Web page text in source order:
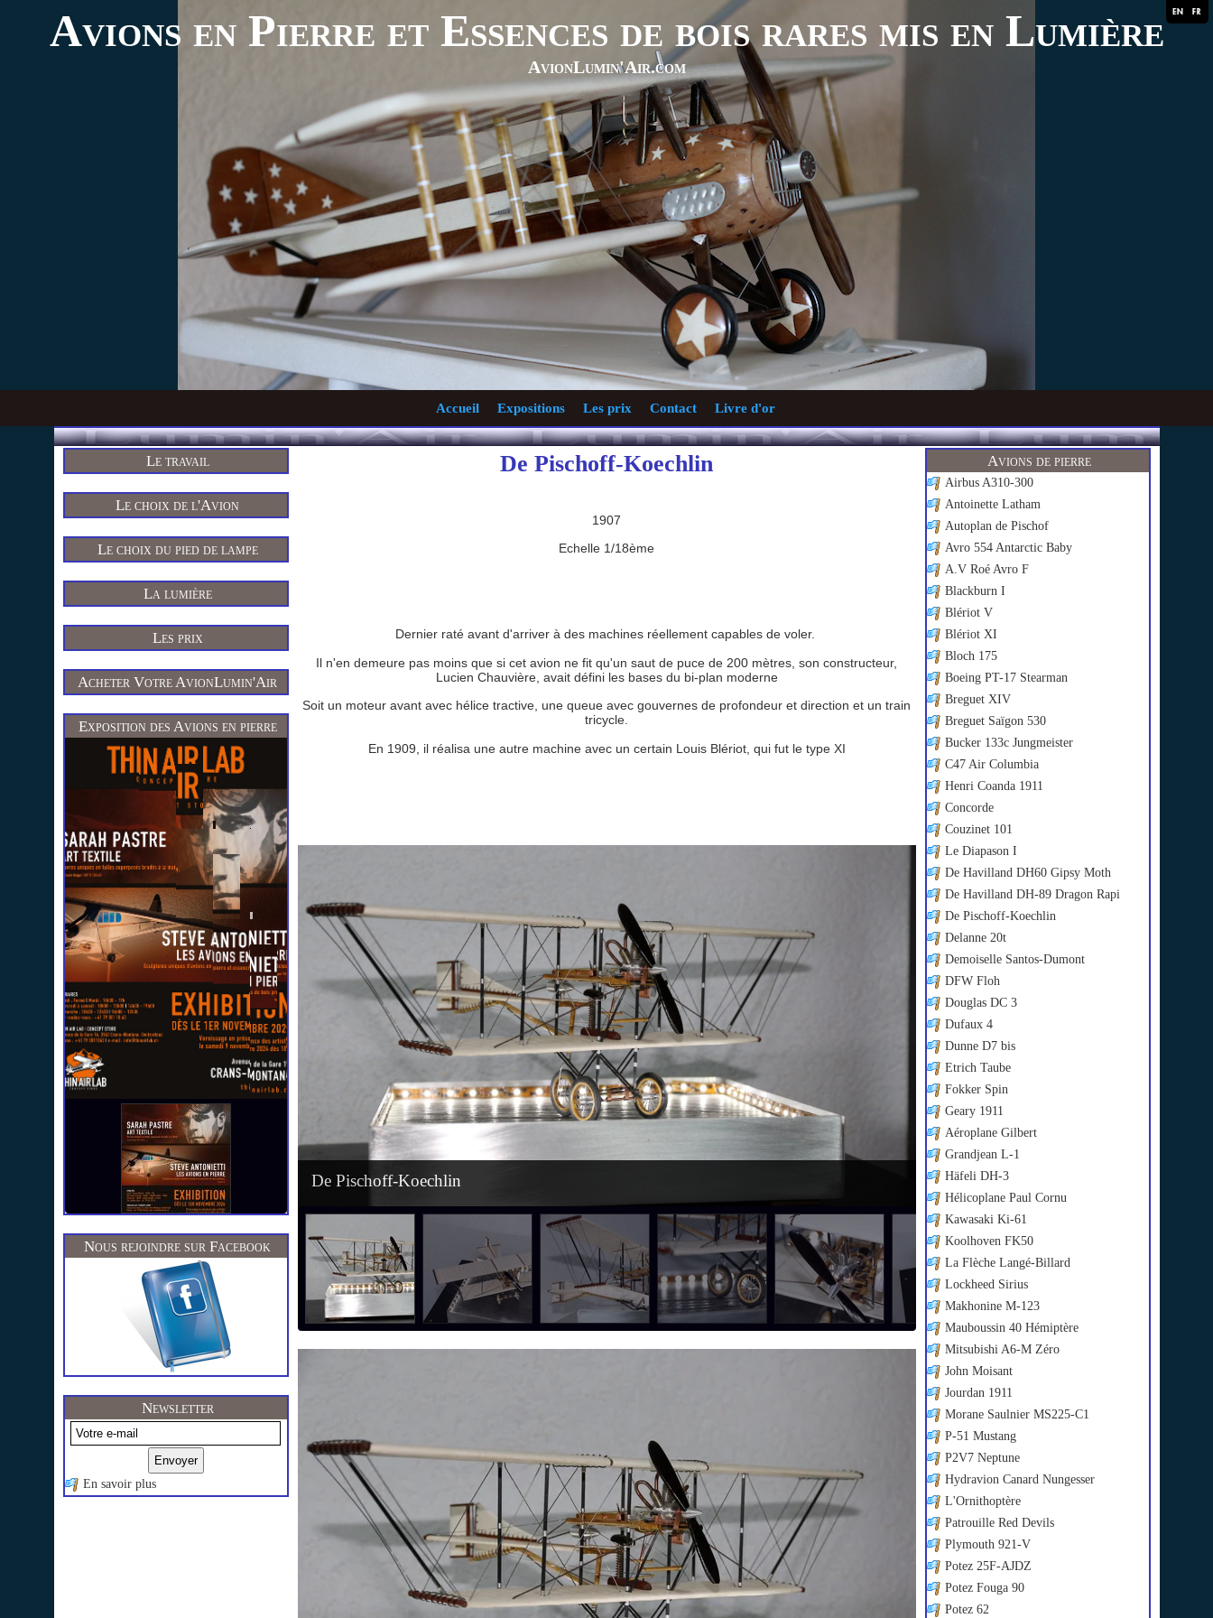
Avions en Pierre et Essences de bois rares mis en Lumière
AvionLumin'Air.com
Accueil Expositions Les prix Contact Livre d'or
Le travail
Le choix de l'Avion
Le choix du pied de lampe
La lumière
Les prix
Acheter Votre AvionLumin'Air
Exposition des Avions en pierre
Nous rejoindre sur Facebook
Newsletter
En savoir plus
Avions de pierre
Airbus A310-300
Antoinette Latham
Autoplan de Pischof
Avro 554 Antarctic Baby
A.V Roé Avro F
Blackburn I
Blériot V
Blériot XI
Bloch 175
Boeing PT-17 Stearman
Breguet XIV
Breguet Saïgon 530
Bucker 133c Jungmeister
C47 Air Columbia
Henri Coanda 1911
Concorde
Couzinet 101
Le Diapason I
De Havilland DH60 Gipsy Moth
De Havilland DH-89 Dragon Rapi
De Pischoff-Koechlin
Delanne 20t
Demoiselle Santos-Dumont
DFW Floh
Douglas DC 3
Dufaux 4
Dunne D7 bis
Etrich Taube
Fokker Spin
Geary 1911
Aéroplane Gilbert
Grandjean L-1
Häfeli DH-3
Hélicoplane Paul Cornu
Kawasaki Ki-61
Koolhoven FK50
La Flèche Langé-Billard
Lockheed Sirius
Makhonine M-123
Mauboussin 40 Hémiptère
Mitsubishi A6-M Zéro
John Moisant
Jourdan 1911
Morane Saulnier MS225-C1
P-51 Mustang
P2V7 Neptune
Hydravion Canard Nungesser
L'Ornithoptère
Patrouille Red Devils
Plymouth 921-V
Potez 25F-AJDZ
Potez Fouga 90
Potez 62
De Pischoff-Koechlin
1907
Echelle 1/18ème
Dernier raté avant d'arriver à des machines réellement capables de voler.
Il n'en demeure pas moins que si cet avion ne fit qu'un saut de puce de 200 mètres, son constructeur,
Lucien Chauvière, avait défini les bases du bi-plan moderne
Soit un moteur avant avec hélice tractive, une queue avec gouvernes de profondeur et direction et un train
tricycle.
En 1909, il réalisa une autre machine avec un certain Louis Blériot, qui fut le type XI